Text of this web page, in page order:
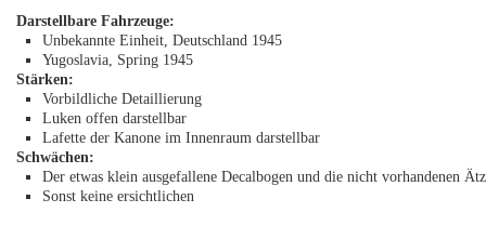
Darstellbare Fahrzeuge:
Unbekannte Einheit, Deutschland 1945
Yugoslavia, Spring 1945
Stärken:
Vorbildliche Detaillierung
Luken offen darstellbar
Lafette der Kanone im Innenraum darstellbar
Schwächen:
Der etwas klein ausgefallene Decalbogen und die nicht vorhandenen
Sonst keine ersichtlichen